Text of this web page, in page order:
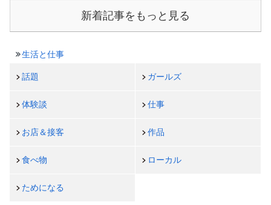
新着記事をもっと見る
生活と仕事
話題 ガールズ
体験談 仕事
お店＆接客 作品
食べ物 ローカル
ためになる